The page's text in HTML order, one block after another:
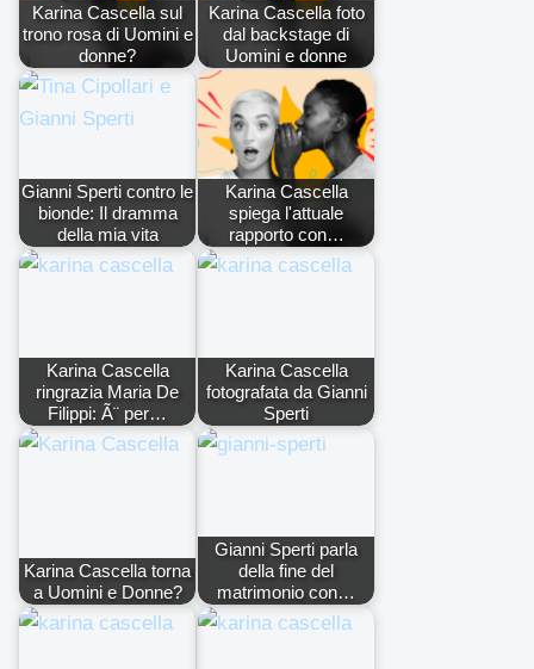
Karina Cascella sul
trono rosa di Uomini e
donne?
Karina Cascella foto
dal backstage di
Uomini e donne
Gianni Sperti contro le
bionde: Il dramma
della mia vita
Karina Cascella
spiega l'attuale
rapporto con…
Karina Cascella
ringrazia Maria De
Filippi: Ã¨ per…
Karina Cascella
fotografata da Gianni
Sperti
Karina Cascella torna
a Uomini e Donne?
Gianni Sperti parla
della fine del
matrimonio con…